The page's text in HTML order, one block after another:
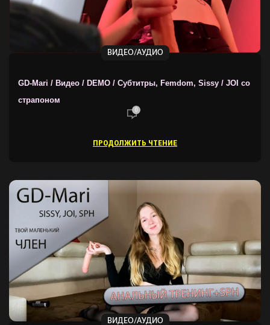
ВИДЕО/АУДИО
GD-Mari / Видео / DEMO / Субтитры, Femdom, Sissy / JOI со
страпоном
0
ПРОДОЛЖИТЬ ЧТЕНИЕ
ВИДЕО/АУДИО